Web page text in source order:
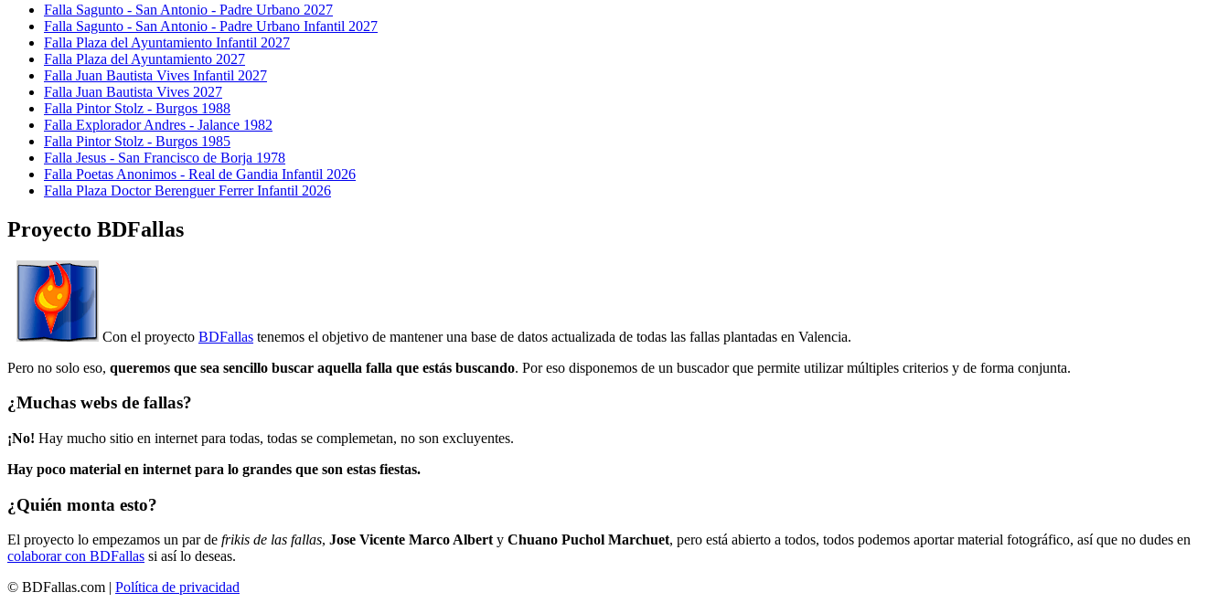
Falla Sagunto - San Antonio - Padre Urbano 2027
Falla Sagunto - San Antonio - Padre Urbano Infantil 2027
Falla Plaza del Ayuntamiento Infantil 2027
Falla Plaza del Ayuntamiento 2027
Falla Juan Bautista Vives Infantil 2027
Falla Juan Bautista Vives 2027
Falla Pintor Stolz - Burgos 1988
Falla Explorador Andres - Jalance 1982
Falla Pintor Stolz - Burgos 1985
Falla Jesus - San Francisco de Borja 1978
Falla Poetas Anonimos - Real de Gandia Infantil 2026
Falla Plaza Doctor Berenguer Ferrer Infantil 2026
Proyecto BDFallas
Con el proyecto BDFallas tenemos el objetivo de mantener una base de datos actualizada de todas las fallas plantadas en Valencia.
Pero no solo eso, queremos que sea sencillo buscar aquella falla que estás buscando. Por eso disponemos de un buscador que permite utilizar múltiples criterios y de forma conjunta.
¿Muchas webs de fallas?
¡No! Hay mucho sitio en internet para todas, todas se complemetan, no son excluyentes.
Hay poco material en internet para lo grandes que son estas fiestas.
¿Quién monta esto?
El proyecto lo empezamos un par de frikis de las fallas, Jose Vicente Marco Albert y Chuano Puchol Marchuet, pero está abierto a todos, todos podemos aportar material fotográfico, así que no dudes en
colaborar con BDFallas si así lo deseas.
© BDFallas.com | Política de privacidad